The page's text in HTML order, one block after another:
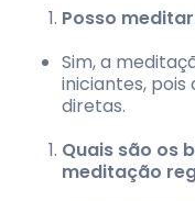
Posso
Sim, a
iniciantes, pois
diretas.
Quais são os
meditação